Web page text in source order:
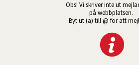
Obs! Vi skriver inte ut
på webbplatsen.
Byt ut (a) till @ för att